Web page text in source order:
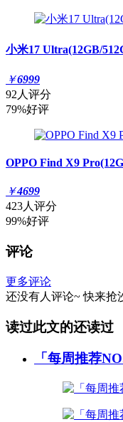
小米17 Ultra(12GB/
￥6999
92人评分
79%好评
OPPO Find X9
￥4699
423人评分
99%好评
评论
更多评论
还没有人评论~ 快来抢
读过此文的还读过
「每周推荐